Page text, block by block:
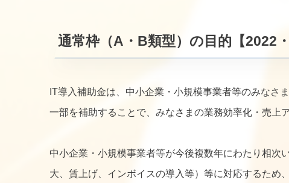
通常枠（A・B類型）の目的【2022・
IT導入補助金は、中小企業・小規模事業者等のみなさ
一部を補助することで、みなさまの業務効率化・売上
中小企業・小規模事業者等が今後複数年にわたり相次
大、賃上げ、インボイスの導入等）等に対応するため